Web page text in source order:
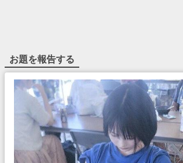
お題を報告する